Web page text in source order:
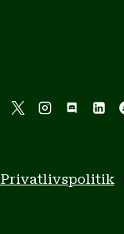
Privatlivspolitik|